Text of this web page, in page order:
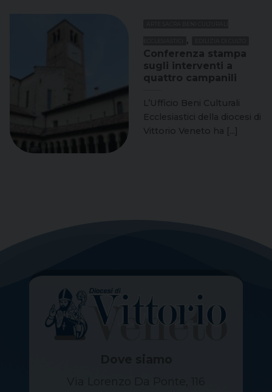
,
Conferenza stampa
sugli interventi a
quattro campanili
L’Ufficio Beni Culturali
Ecclesiastici della diocesi di
Vittorio Veneto ha [...]